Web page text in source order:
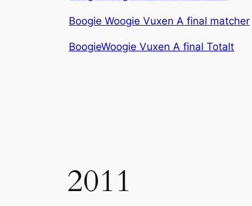
Boogie Woogie Vuxen A final matcher
BoogieWoogie Vuxen A final Totalt
2011